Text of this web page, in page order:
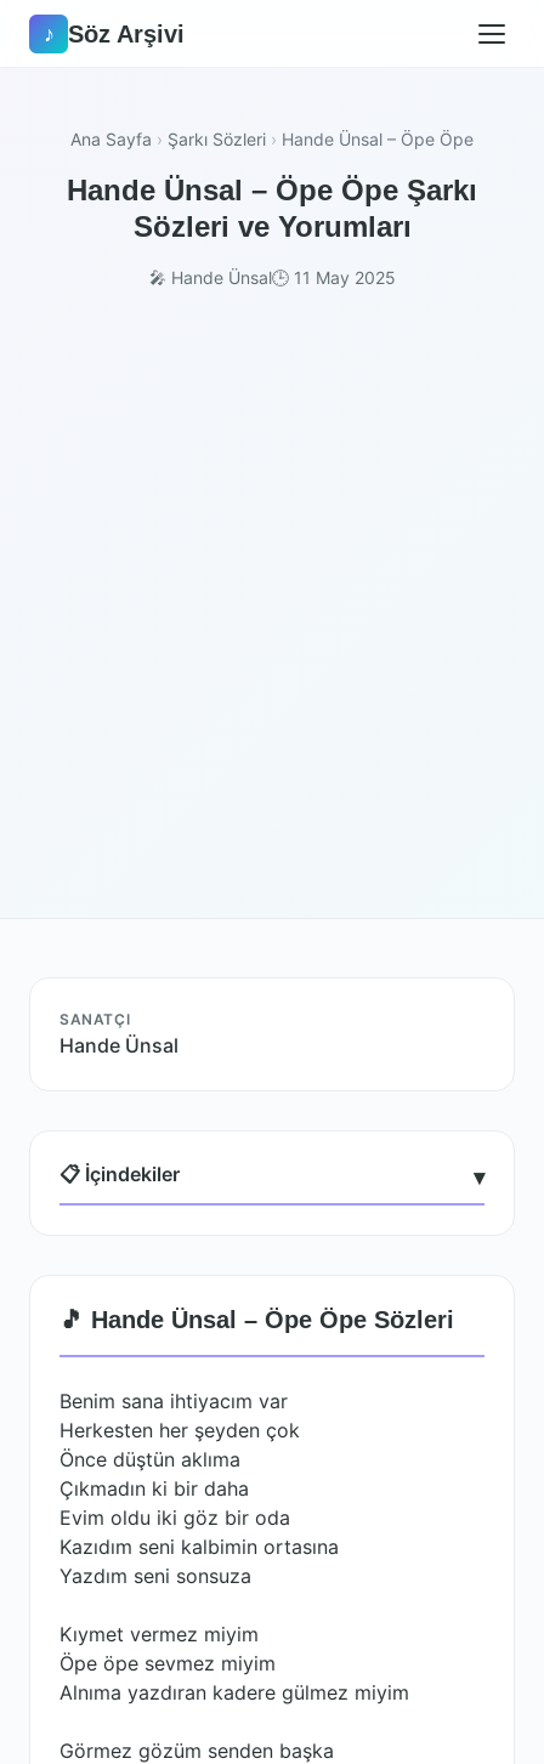
♪ Söz Arşivi
Ana Sayfa › Şarkı Sözleri › Hande Ünsal – Öpe Öpe
Hande Ünsal – Öpe Öpe Şarkı
Sözleri ve Yorumları
🎤 Hande Ünsal🕒 11 May 2025
SANATÇI
Hande Ünsal
📋 İçindekiler ▾
🎵 Hande Ünsal – Öpe Öpe Sözleri
Benim sana ihtiyacım var
Herkesten her şeyden çok
Önce düştün aklıma
Çıkmadın ki bir daha
Evim oldu iki göz bir oda
Kazıdım seni kalbimin ortasına
Yazdım seni sonsuza
Kıymet vermez miyim
Öpe öpe sevmez miyim
Alnıma yazdıran kadere gülmez miyim
Görmez gözüm senden başka